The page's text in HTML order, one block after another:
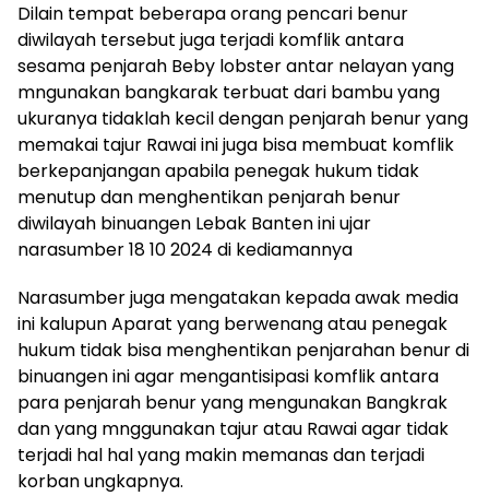
Dilain tempat beberapa orang pencari benur
diwilayah tersebut juga terjadi komflik antara
sesama penjarah Beby lobster antar nelayan yang
mngunakan bangkarak terbuat dari bambu yang
ukuranya tidaklah kecil dengan penjarah benur yang
memakai tajur Rawai ini juga bisa membuat komflik
berkepanjangan apabila penegak hukum tidak
menutup dan menghentikan penjarah benur
diwilayah binuangen Lebak Banten ini ujar
narasumber 18 10 2024 di kediamannya
Narasumber juga mengatakan kepada awak media
ini kalupun Aparat yang berwenang atau penegak
hukum tidak bisa menghentikan penjarahan benur di
binuangen ini agar mengantisipasi komflik antara
para penjarah benur yang mengunakan Bangkrak
dan yang mnggunakan tajur atau Rawai agar tidak
terjadi hal hal yang makin memanas dan terjadi
korban ungkapnya.